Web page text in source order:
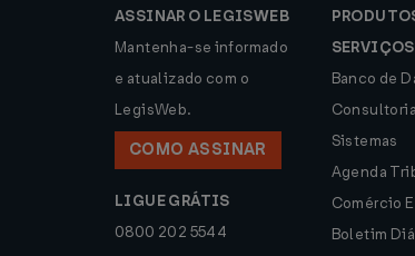
ASSINAR O LEGISWEB
Mantenha-se informado
e atualizado com o
LegisWeb.
COMO ASSINAR
LIGUE GRÁTIS
0800 202 5544
SERVIÇOS
Banco de
Consultoria
Sistemas
Agenda
Comércio
Boletim